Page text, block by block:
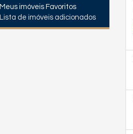
Meus imóveis Favoritos
Lista de imóveis adicionados